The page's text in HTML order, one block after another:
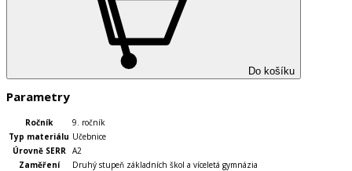
Do košíku
Parametry
Ročník
9. ročník
Typ materiálu Učebnice
Úrovně SERR
A2
Zaměření
Druhý stupeň základních škol a víceletá gymnázia